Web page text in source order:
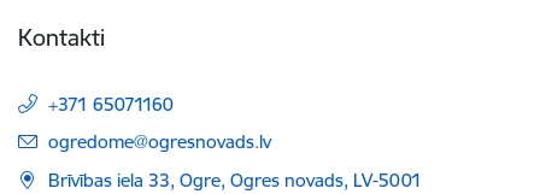
Kontakti
+371 65071160
E-pasts:
ogredome@ogresnovads.lv
Brīvības iela 33, Ogre, Ogres novads, LV-5001